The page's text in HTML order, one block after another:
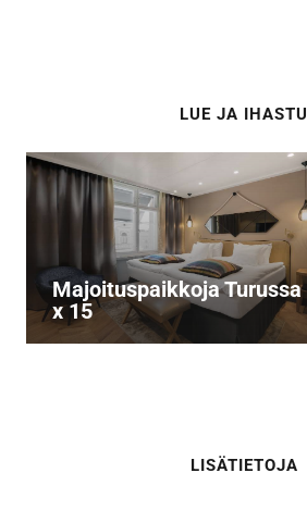
LUE JA IHASTU
Majoituspaikkoja Turussa
x 15
LISÄTIETOJA